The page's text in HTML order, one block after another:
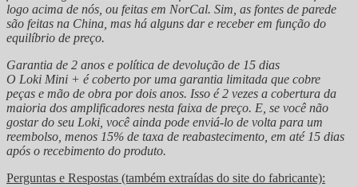
logo acima de nós, ou feitas em NorCal. Sim, as fontes de parede
são feitas na China, mas há alguns dar e receber em função do
equilíbrio de preço.
Garantia de 2 anos e política de devolução de 15 dias
O Loki Mini + é coberto por uma garantia limitada que cobre
peças e mão de obra por dois anos. Isso é 2 vezes a cobertura da
maioria dos amplificadores nesta faixa de preço. E, se você não
gostar do seu Loki, você ainda pode enviá-lo de volta para um
reembolso, menos 15% de taxa de reabastecimento, em até 15 dias
após o recebimento do produto.
Perguntas e Respostas (também extraídas do site do fabricante):